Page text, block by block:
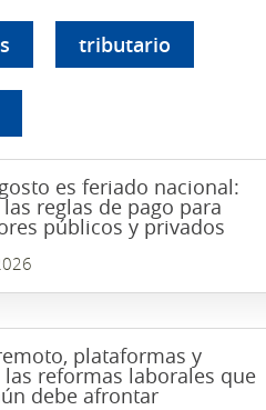
tributario
es feriado nacional:
reglas de pago para
públicos y privados
plataformas y
reformas laborales que
debe afrontar